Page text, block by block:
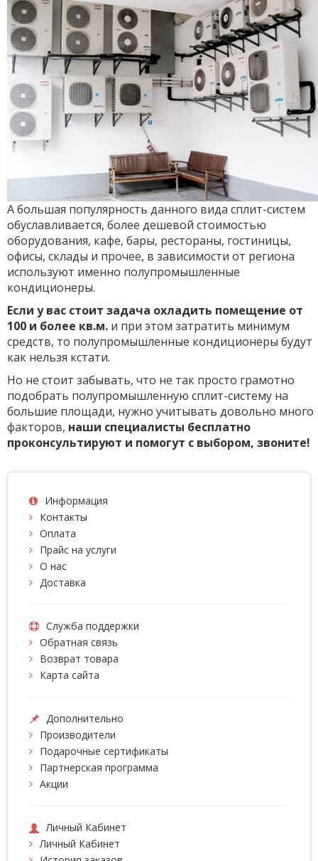
А большая популярность данного вида сплит-систем
обуславливается, более дешевой стоимостью
оборудования, кафе, бары, рестораны, гостиницы,
офисы, склады и прочее, в зависимости от региона
используют именно полупромышленные
кондиционеры.
Если у вас стоит задача охладить помещение от
100 и более кв.м. и при этом затратить минимум
средств, то полупромышленные кондиционеры будут
как нельзя кстати.
Но не стоит забывать, что не так просто грамотно
подобрать полупромышленную сплит-систему на
большие площади, нужно учитывать довольно много
факторов, наши специалисты бесплатно
проконсультируют и помогут с выбором, звоните!
Информация
Контакты
Оплата
Прайс на услуги
О нас
Доставка
Служба поддержки
Обратная связь
Возврат товара
Карта сайта
Дополнительно
Производители
Подарочные сертификаты
Партнерская программа
Акции
Личный Кабинет
Личный Кабинет